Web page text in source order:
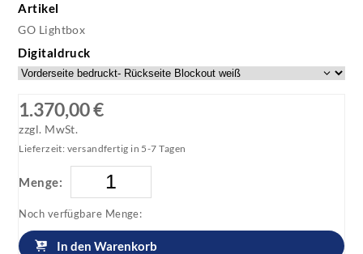
Artikel
GO Lightbox
Digitaldruck
1.370,00 €
zzgl. MwSt.
Lieferzeit: versandfertig in 5-7 Tagen
Menge:
Noch verfügbare Menge:
In den Warenkorb